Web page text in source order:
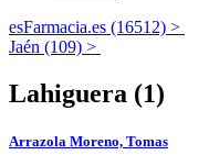
esFarmacia.es (16512) >
Jaén (109) >
Lahiguera (1)
Arrazola Moreno, Tomas